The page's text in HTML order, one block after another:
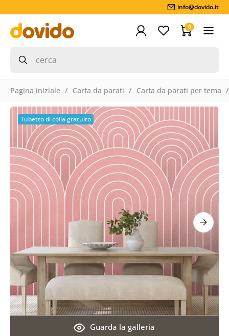
info@dovido.it
0
Pagina iniziale Carta da parati Carta da parati per tema
Guarda la galleria
Tubetto di colla gratuito